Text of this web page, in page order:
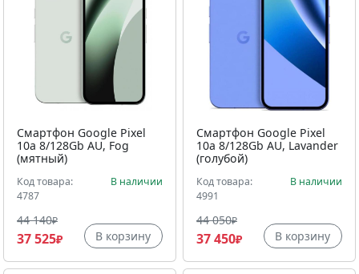
Смартфон Google Pixel
10a 8/128Gb AU, Fog
(мятный)
Код товара:
4787
В наличии
44 140₽
37 525₽ В корзину
Смартфон Google Pixel
10a 8/128Gb AU, Lavander
(голубой)
Код товара:
4991
В наличии
44 050₽
37 450₽ В корзину